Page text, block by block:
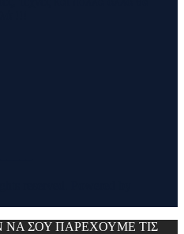
ΝΑ ΣΟΥ ΠΑΡΕΧΟΥΜΕ ΤΙΣ